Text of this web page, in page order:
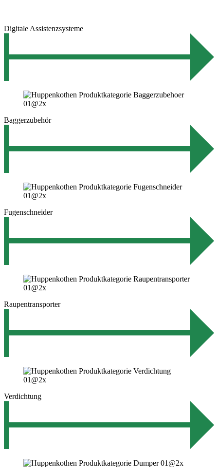
Digitale Assistenzsysteme
Baggerzubehör
Fugenschneider
Raupentransporter
Verdichtung